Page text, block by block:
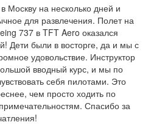
Москву на несколько дней и
для развлечения. Полет на
737 в TFT Aero оказался
Дети были в восторге, да и мы с
удовольствие. Инструктор
вводный курс, и мы по
себя пилотами. Это
чем просто ходить по
Спасибо за